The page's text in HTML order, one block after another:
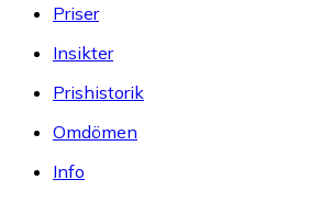
Priser
Insikter
Prishistorik
Omdömen
Info